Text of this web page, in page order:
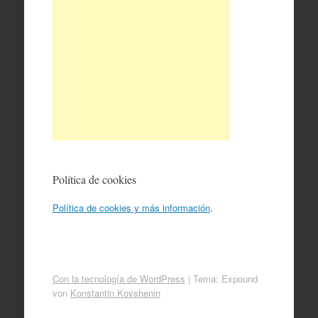
Política de cookies
Política de cookies y más información.
Con la tecnología de WordPress | Tema: Expound
von Konstantin Kovshenin